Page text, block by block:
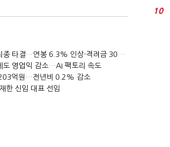
카카오, 올해 임금협약 최종 타결…연봉 6.3% 인상·격려금 300만원
도 영업익 감소…AI 팩토리 속도
억원…전년비 0.2% 감소
한 신임 대표 선임
10